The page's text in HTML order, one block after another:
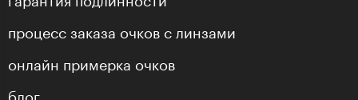
процесс заказа очков с линзами
онлайн примерка очков
блог